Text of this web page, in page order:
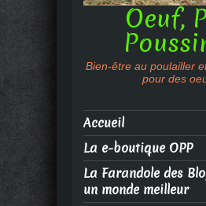
Oeuf,
Bien-être au poulailler
pour des
Accueil
La e-boutique OPP
La Farandole des
un monde meilleur